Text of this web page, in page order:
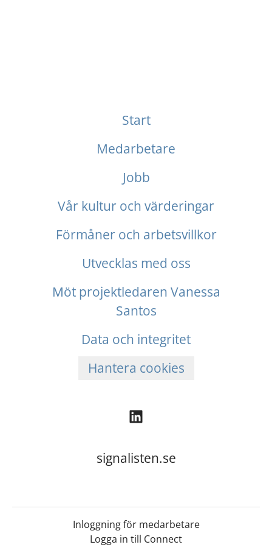
Start
Medarbetare
Jobb
Vår kultur och värderingar
Förmåner och arbetsvillkor
Utvecklas med oss
Möt projektledaren Vanessa
Santos
Data och integritet
Hantera cookies
signalisten.se
Inloggning för medarbetare
Logga in till Connect